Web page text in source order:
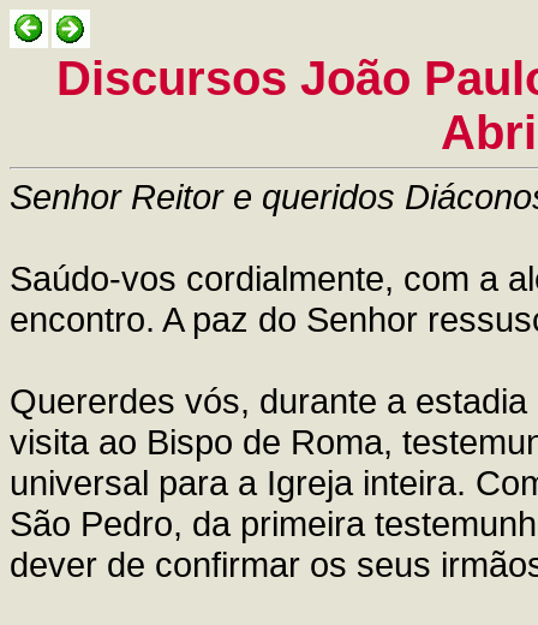
Discursos João
Senhor Reitor e queridos
Saúdo-vos cordialmente, com a
encontro. A paz do Senhor
Quererdes vós, durante a
visita ao Bispo de Roma,
universal para a Igreja inteira.
São Pedro, da primeira
dever de confirmar os seus